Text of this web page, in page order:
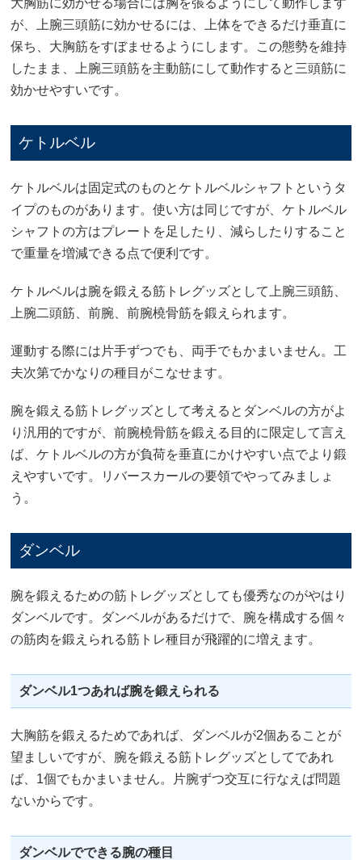
大胸筋に効かせる場合には胸を張るようにして動作します
が、上腕三頭筋に効かせるには、上体をできるだけ垂直に
保ち、大胸筋をすぼませるようにします。この態勢を維持
したまま、上腕三頭筋を主動筋にして動作すると三頭筋に
効かせやすいです。
ケトルベル
ケトルベルは固定式のものとケトルベルシャフトというタ
イプのものがあります。使い方は同じですが、ケトルベル
シャフトの方はプレートを足したり、減らしたりすること
で重量を増減できる点で便利です。
ケトルベルは腕を鍛える筋トレグッズとして上腕三頭筋、
上腕二頭筋、前腕、前腕橈骨筋を鍛えられます。
運動する際には片手ずつでも、両手でもかまいません。工
夫次第でかなりの種目がこなせます。
腕を鍛える筋トレグッズとして考えるとダンベルの方がよ
り汎用的ですが、前腕橈骨筋を鍛える目的に限定して言え
ば、ケトルベルの方が負荷を垂直にかけやすい点でより鍛
えやすいです。リバースカールの要領でやってみましょ
う。
ダンベル
腕を鍛えるための筋トレグッズとしても優秀なのがやはり
ダンベルです。ダンベルがあるだけで、腕を構成する個々
の筋肉を鍛えられる筋トレ種目が飛躍的に増えます。
ダンベル1つあれば腕を鍛えられる
大胸筋を鍛えるためであれば、ダンベルが2個あることが
望ましいですが、腕を鍛える筋トレグッズとしてであれ
ば、1個でもかまいません。片腕ずつ交互に行なえば問題
ないからです。
ダンベルでできる腕の種目